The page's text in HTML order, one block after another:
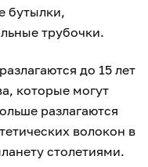
бутылки,
трубочки.
до 15 лет
которые могут
разлагаются
волокон в
столетиями.